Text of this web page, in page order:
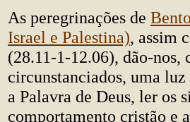
As peregrinações de
Israel e Palestina), assim
(28.11-1-12.06), dão-nos,
circunstanciados, uma
a Palavra de Deus, ler os
comportamento cristão e